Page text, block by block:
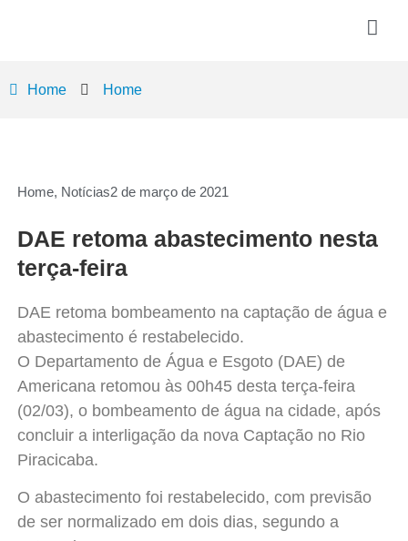
Home Home
Home, Notícias2 de março de 2021
DAE retoma abastecimento nesta
terça-feira
DAE retoma bombeamento na captação de água e
abastecimento é restabelecido.
O Departamento de Água e Esgoto (DAE) de
Americana retomou às 00h45 desta terça-feira
(02/03), o bombeamento de água na cidade, após
concluir a interligação da nova Captação no Rio
Piracicaba.
O abastecimento foi restabelecido, com previsão
de ser normalizado em dois dias, segundo a